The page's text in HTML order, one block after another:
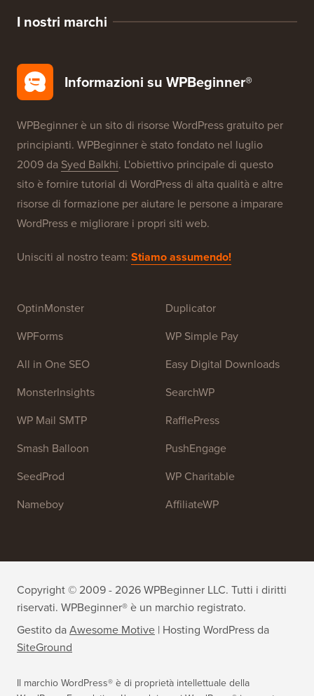
I nostri marchi
Informazioni su WPBeginner®
WPBeginner è un sito di risorse WordPress gratuito per
principianti. WPBeginner è stato fondato nel luglio
2009 da Syed Balkhi. L'obiettivo principale di questo
sito è fornire tutorial di WordPress di alta qualità e altre
risorse di formazione per aiutare le persone a imparare
WordPress e migliorare i propri siti web.
Unisciti al nostro team: Stiamo assumendo!
OptinMonster
WPForms
All in One SEO
MonsterInsights
WP Mail SMTP
Smash Balloon
SeedProd
Nameboy
Duplicator
WP Simple Pay
Easy Digital Downloads
SearchWP
RafflePress
PushEngage
WP Charitable
AffiliateWP
Copyright © 2009 - 2026 WPBeginner LLC. Tutti i diritti
riservati. WPBeginner® è un marchio registrato.
Gestito daAwesome Motive | Hosting WordPressda
SiteGround
Il marchio WordPress® è di proprietà intellettuale della